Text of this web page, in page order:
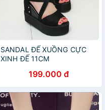
SANDAL ĐẾ XUỒNG CỰC
XINH ĐẾ 11CM
199.000 đ